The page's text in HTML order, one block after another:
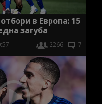
в Европа: 15
загуба
2266 7